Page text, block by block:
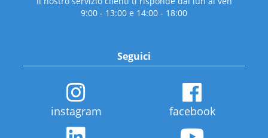
9:00 - 13:00 e 14:00 - 18:00
Seguici
instagram facebook